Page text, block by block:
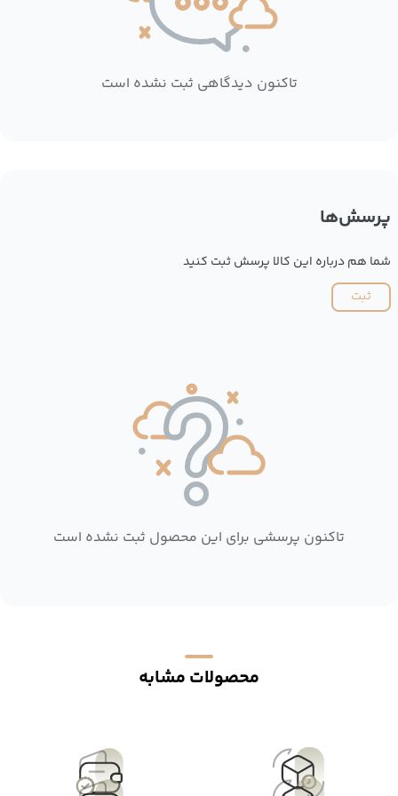
تاکنون دیدگاهی ثبت نشده است
پرسش‌ها
شما هم درباره این کالا پرسش ثبت کنید
ثبت
تاکنون پرسشی برای این محصول ثبت نشده است
محصولات مشابه